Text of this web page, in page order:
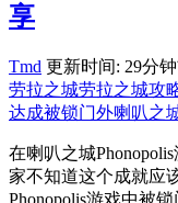
享
Tmd 更新时间: 29分
劳拉之城劳拉之城攻
达成被锁门外喇叭之
在喇叭之城
家不知道这个成就应
Phonopolis游戏中被